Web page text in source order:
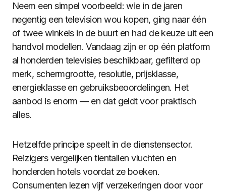
Neem een simpel voorbeeld: wie in de jaren
negentig een television wou kopen, ging naar één
of twee winkels in de buurt en had de keuze uit een
handvol modellen. Vandaag zijn er op één platform
al honderden televisies beschikbaar, gefilterd op
merk, schermgrootte, resolutie, prijsklasse,
energieklasse en gebruiksbeoordelingen. Het
aanbod is enorm — en dat geldt voor praktisch
alles.
Hetzelfde principe speelt in de dienstensector.
Reizigers vergelijken tientallen vluchten en
honderden hotels voordat ze boeken.
Consumenten lezen vijf verzekeringen door voor